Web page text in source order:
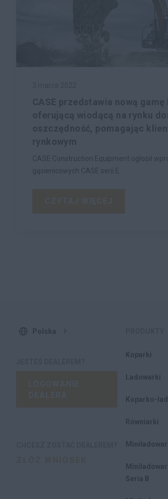
CASE Construction Equipment ogłosił
gąsienicowych CASE serii E.
Polska
Koparki
Ladowarki
Koparko-
Równiarki
Seria B